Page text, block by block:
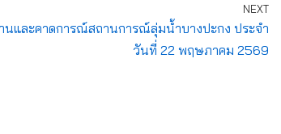
NEXT
นและคาดการณ์สถานการณ์ลุ่มน้ำบางปะกง ประจำ
วันที่ 22 พฤษภาคม 2569